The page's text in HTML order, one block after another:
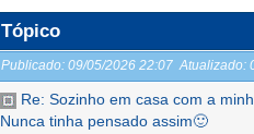
Tópico
Publicado: 09/05/2026 22:07 Atualizado:
Re: Sozinho em casa com a
Nunca tinha pensado assim🙂